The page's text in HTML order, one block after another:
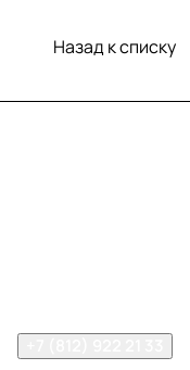
Назад к списку